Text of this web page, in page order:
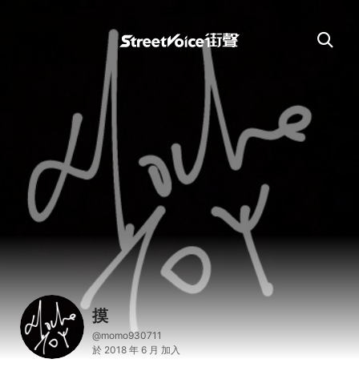
摸
@momo930711
於 2018 年 6 月 加入